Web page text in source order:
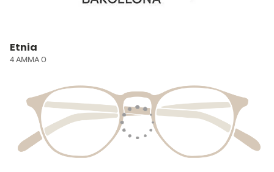
Etnia
4 AMMA O